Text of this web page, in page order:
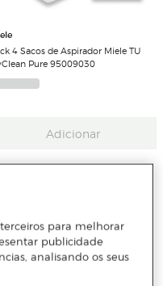
4 Sacos de Aspirador Miele TU
Pure 95009030
Adicionar
para melhorar
publicidade
analisando os seus